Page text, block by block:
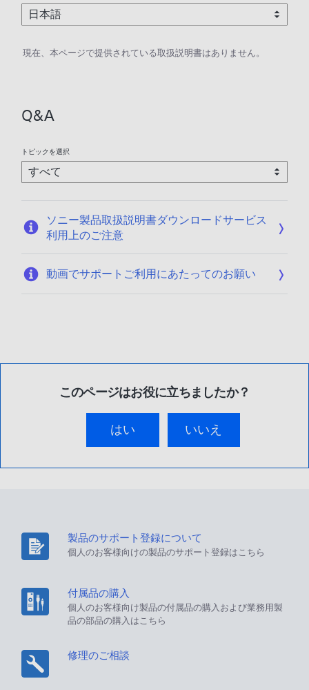
現在、本ページで提供されている取扱説明書はありません。
Q&A
トピックを選択
ソニー製品取扱説明書ダウンロードサービス
利用上のご注意
動画でサポートご利用にあたってのお願い
このページはお役に立ちましたか？
はい いいえ
製品のサポート登録について
個人のお客様向けの製品のサポート登録はこちら
付属品の購入
個人のお客様向け製品の付属品の購入および業務用製
品の部品の購入はこちら
修理のご相談